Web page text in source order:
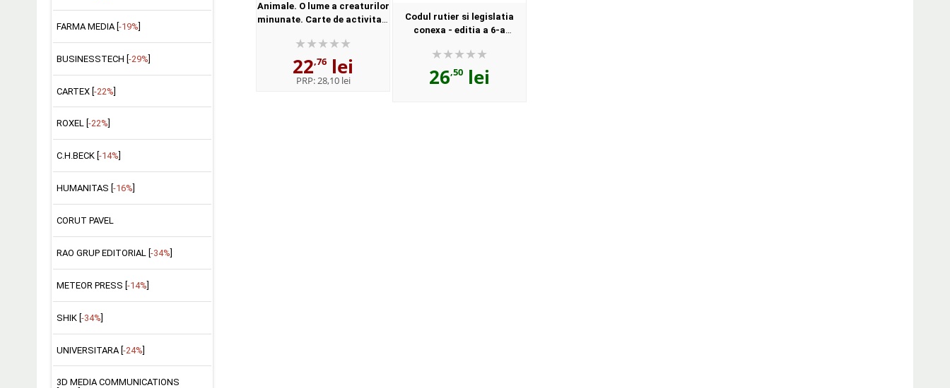
FARMA MEDIA [ -19%
BUSINESSTECH [-29%]
CARTEX [-22%]
ROXEL [ -22%
C.H.BECK [ -14%
HUMANITAS [ -16%
CORUT PAVEL
RAO GRUP EDITORIAL [ -34%
METEOR PRESS [ -14%
SHIK [-34%]
UNIVERSITARA [-24%]
3D MEDIA COMMUNICATIONS
Animale. O lume a creaturilor
minunate. Carte de activitati
22,76 lei
PRP:28,10 lei
Codul rutier si legislatia
conexa - editia a 6-a
2016. Ghidul contraventiilor
rutiere
26,50 lei